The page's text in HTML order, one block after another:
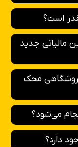
است؟
مالیاتی جدید
محک
می‌شود؟
دارد؟